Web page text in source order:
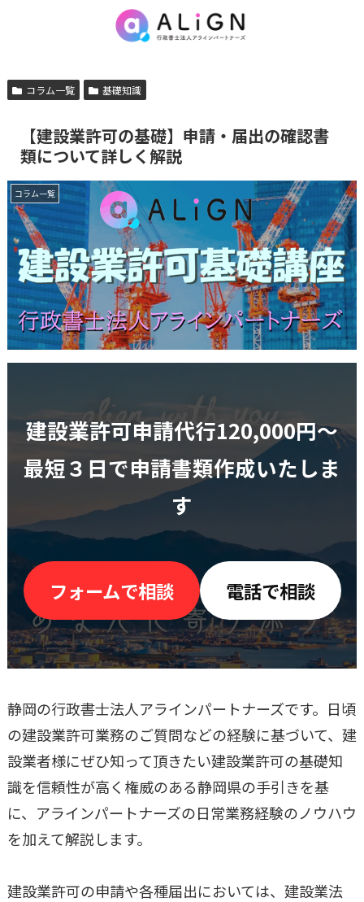
コラム一覧 基礎知識
【建設業許可の基礎】申請・届出の確認書
類について詳しく解説
コラム一覧
建設業許可申請代行120,000円〜
最短３日で申請書類作成いたしま
す
フォームで相談 電話で相談
静岡の行政書士法人アラインパートナーズです。日頃
の建設業許可業務のご質問などの経験に基づいて、建
設業者様にぜひ知って頂きたい建設業許可の基礎知
識を信頼性が高く権威のある静岡県の手引きを基
に、アラインパートナーズの日常業務経験のノウハウ
を加えて解説します。
建設業許可の申請や各種届出においては、建設業法